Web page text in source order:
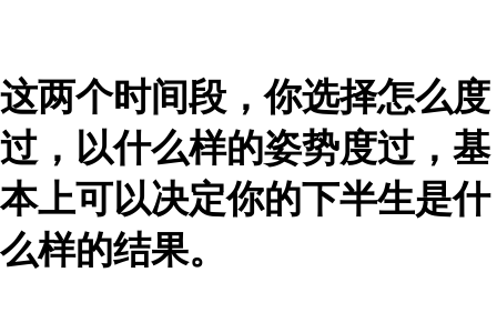
这两个时间段，你选择怎么度
过，以什么样的姿势度过，基
本上可以决定你的下半生是什
么样的结果。